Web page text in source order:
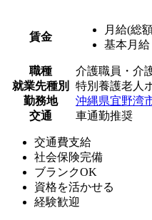
賃金
月給(総
基本月給
職種
介護職員・介
就業先種別
特別養護老人
勤務地
沖縄県宜野湾
交通
車通勤推奨
交通費支給
社会保険完備
ブランクOK
資格を活かせる
経験歓迎